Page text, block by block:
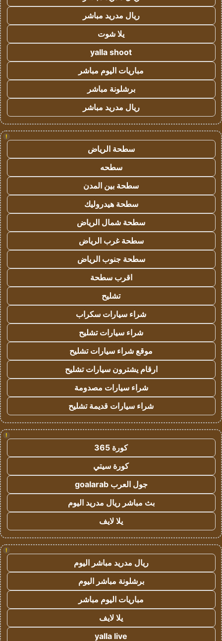
ريال مدريد مباشر
يلا شوت
yalla shoot
مباريات اليوم مباشر
برشلونة مباشر
ريال مدريد مباشر
!
سطحة الرياض
سطحه
سطحة بين المدن
سطحة هيدروليك
سطحة شمال الرياض
سطحة غرب الرياض
سطحة جنوب الرياض
اقرب سطحة
تشليح
شراء سيارات سكراب
شراء سيارات تشليح
موقع شراء سيارات تشليح
ارقام يشترون سيارات تشليح
شراء سيارات مصدومة
شراء سيارات قديمة تشليح
!
كورة 365
كورة سيتي
جول العرب goalarab
بث مباشر ريال مدريد اليوم
يلا لايف
!
ريال مدريد مباشر اليوم
برشلونة مباشر اليوم
مباريات اليوم مباشر
يلا لايف
yalla live